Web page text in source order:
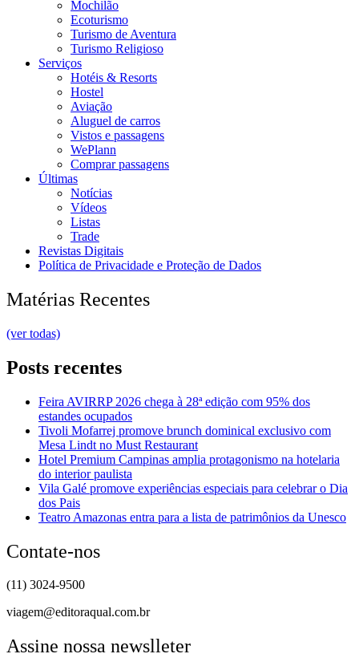
Mochilão
Ecoturismo
Turismo de Aventura
Turismo Religioso
Serviços
Hotéis & Resorts
Hostel
Aviação
Aluguel de carros
Vistos e passagens
WePlann
Comprar passagens
Últimas
Notícias
Vídeos
Listas
Trade
Revistas Digitais
Política de Privacidade e Proteção de Dados
Matérias Recentes
(ver todas)
Posts recentes
Feira AVIRRP 2026 chega à 28ª edição com 95% dos
estandes ocupados
Tivoli Mofarrej promove brunch dominical exclusivo com
Mesa Lindt no Must Restaurant
Hotel Premium Campinas amplia protagonismo na hotelaria
do interior paulista
Vila Galé promove experiências especiais para celebrar o Dia
dos Pais
Teatro Amazonas entra para a lista de patrimônios da Unesco
Contate-nos
(11) 3024-9500
viagem@editoraqual.com.br
Assine nossa newslleter